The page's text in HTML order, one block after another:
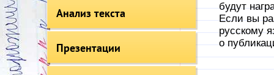
Анализ текста
Презентации
будут
Если вы
русскому
о